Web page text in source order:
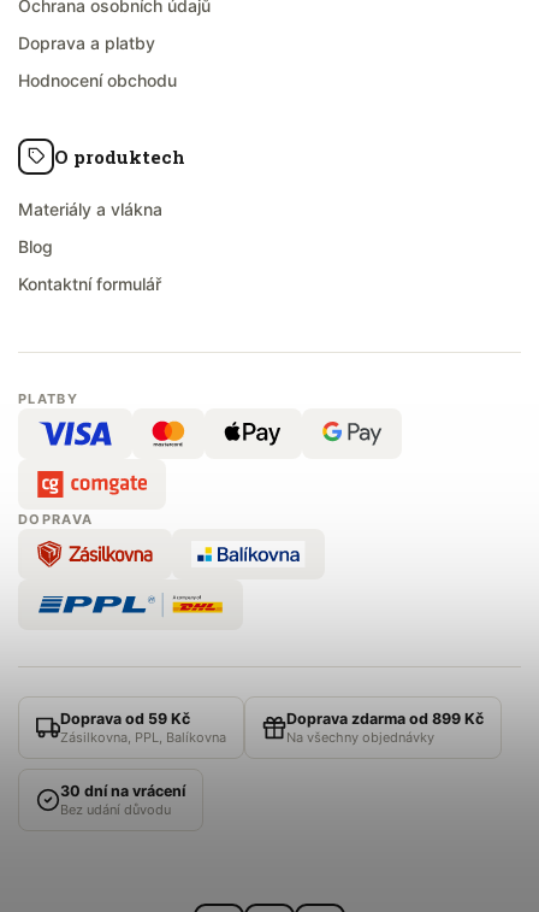
Ochrana osobních údajů
Doprava a platby
Hodnocení obchodu
O produktech
Materiály a vlákna
Blog
Kontaktní formulář
PLATBY
DOPRAVA
Doprava od 59 Kč
Zásilkovna, PPL, Balíkovna
Doprava zdarma od 899 Kč
Na všechny objednávky
30 dní na vrácení
Bez udání důvodu